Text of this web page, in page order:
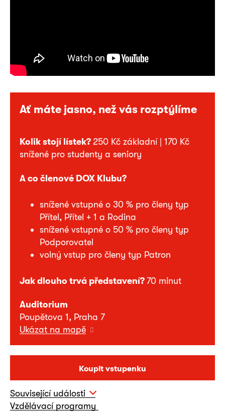
Ať máte jasno, než vás rozptýlíme
Kolik stojí lístek? 250 Kč základní | 170 Kč
snížené pro studenty a seniory
A co členové DOX Klubu?
snížené vstupné o 30 % pro členy typ
Přítel, Přítel + 1 a Rodina
snížené vstupné o 50 % pro členy typ
Podporovatel
volný vstup pro členy typ Patron
Jak dlouho trvá představení?70 minut
Auditorium
Poupětova 1, Praha 7
Ukázat na mapě
Koupit vstupenku
Související události
Vzdělávací programy